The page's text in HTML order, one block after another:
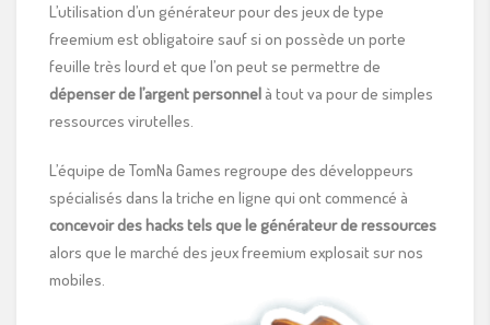
L’utilisation d’un générateur pour des jeux de type
freemium est obligatoire sauf si on possède un porte
feuille très lourd et que l’on peut se permettre de
dépenser de l’argent personnel à tout va pour de simples
ressources virutelles.
L’équipe de TomNa Games regroupe des développeurs
spécialisés dans la triche en ligne qui ont commencé à
concevoir des hacks tels que le générateur de ressources
alors que le marché des jeux freemium explosait sur nos
mobiles.